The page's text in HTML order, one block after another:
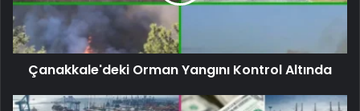
Çanakkale'deki Orman Yangını Kontrol Altında